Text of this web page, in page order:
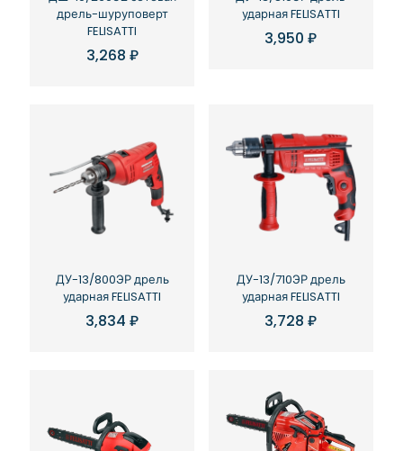
дрель-шуруповерт
FELISATTI
3,268 ₽
ударная FELISATTI
3,950₽
ДУ-13/800ЭР дрель
ударная FELISATTI
3,834₽
ДУ-13/710ЭР дрель
ударная FELISATTI
3,728₽